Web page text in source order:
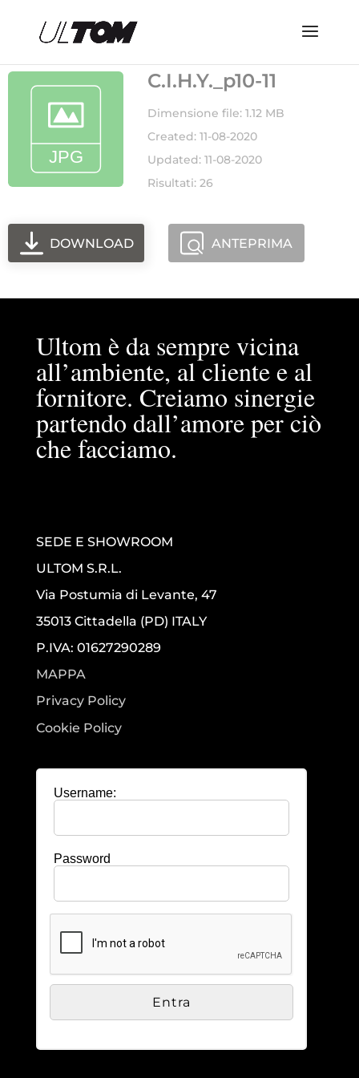
C.I.H.Y._p10-11
Dimensione file: 1.12 MB
Created: 11-08-2020
Updated: 11-08-2020
Risultati: 26
DOWNLOAD ANTEPRIMA
Ultom è da sempre vicina
all’ambiente, al cliente e al
fornitore. Creiamo sinergie
partendo dall’amore per ciò
che facciamo.
SEDE E SHOWROOM
ULTOM S.R.L.
Via Postumia di Levante, 47
35013 Cittadella (PD) ITALY
P.IVA: 01627290289
MAPPA
Privacy Policy
Cookie Policy
Username:
Password